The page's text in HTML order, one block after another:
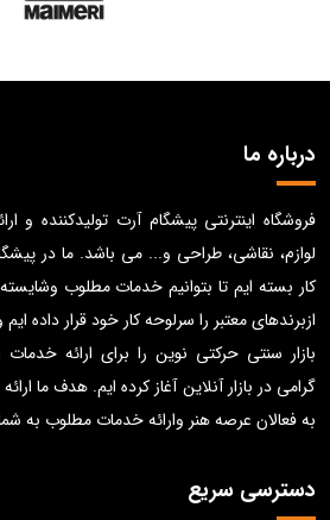
درباره ما
فروشگاه اینترنتی پیشگام آرت تولیدکننده و
لوازم، نقاشی، طراحی و... می باشد. ما در
کار بسته ایم تا بتوانیم خدمات مطلوب وشایسته
ازبرندهای معتبر را سرلوحه کار خود قرار داده
بازار سنتی حرکتی نوین را برای ارائه
گرامی در بازار آنلاین آغاز کرده ایم. هدف ما
به فعالان عرصه هنر وارائه خدمات مطلوب به
دسترسی سریع